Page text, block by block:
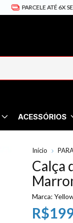
PARCELE ATÉ 6X SEM JUROS
ACESSÓRIOS
Início
Calça
Marca: